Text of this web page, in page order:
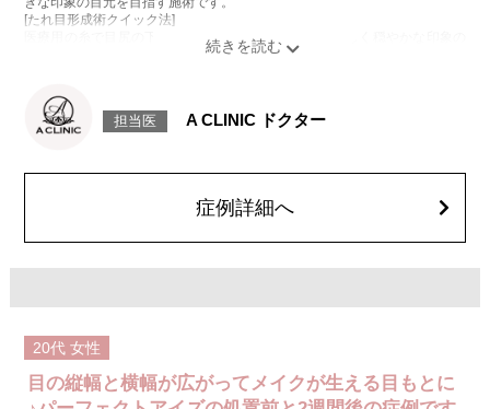
[たれ目形成術クイック法]
医療用の糸で目尻の下側を軽く引き下げることで、優しく穏やかな印象の
なり、目の横幅を大きく見せる施術です。
施術時間：約30分程
後一時的に生じることがございます。また、稀に細菌感染症、左右差、後
戻り、目尻のラインに段差が生じる、睫毛が切れたり抜ける、結膜腫脹な
どが生じることがございます。
オプション：笑気麻酔 3,300円(税込)
担当医 A CLINIC ドクター
症例詳細へ
20代 女性
目の縦幅と横幅が広がってメイクが生える目もとに